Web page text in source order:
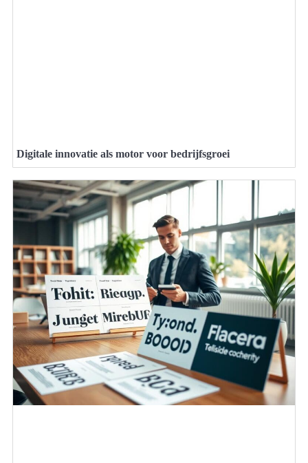
Digitale innovatie als motor voor bedrijfsgroei